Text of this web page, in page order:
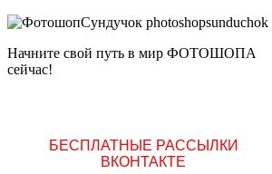
Начните свой путь в мир ФОТОШОПА
сейчас!
БЕСПЛАТНЫЕ РАССЫЛКИ
ВКОНТАКТЕ